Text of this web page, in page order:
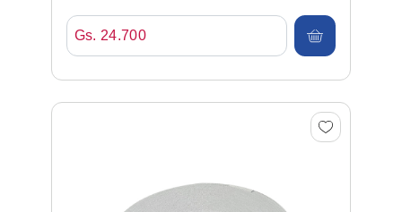
Blanco 50mm*25mt
Gs. 24.700